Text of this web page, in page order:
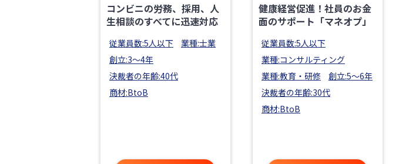
コンビニの労務、採用、人
生相談のすべてに迅速対応
従業員数:5人以下
業種:士業
創立:3〜4年
決裁者の年齢:40代
商材:BtoB
健康経営促進！社員のお金
面のサポート「マネオプ」
従業員数:5人以下
業種:コンサルティング
業種:教育・研修
創立:5〜6年
決裁者の年齢:30代
商材:BtoB